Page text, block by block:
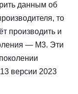
данным об
то
производить и
— M3. Эти
версии 2023